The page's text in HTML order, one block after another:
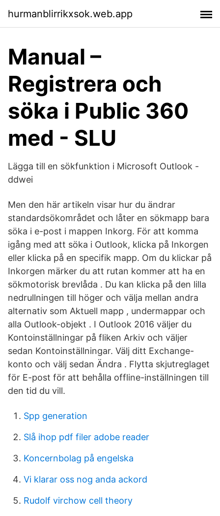
hurmanblirrikxsok.web.app
Manual –
Registrera och
söka i Public 360
med - SLU
Lägga till en sökfunktion i Microsoft Outlook -
ddwei
Men den här artikeln visar hur du ändrar
standardsökområdet och låter en sökmapp bara
söka i e-post i mappen Inkorg. För att komma
igång med att söka i Outlook, klicka på Inkorgen
eller klicka på en specifik mapp. Om du klickar på
Inkorgen märker du att rutan kommer att ha en
sökmotorisk brevlåda . Du kan klicka på den lilla
nedrullningen till höger och välja mellan andra
alternativ som Aktuell mapp , undermappar och
alla Outlook-objekt . I Outlook 2016 väljer du
Kontoinställningar på fliken Arkiv och väljer
sedan Kontoinställningar. Välj ditt Exchange-
konto och välj sedan Ändra . Flytta skjutreglaget
för E-post för att behålla offline-inställningen till
den tid du vill.
Spp generation
Slå ihop pdf filer adobe reader
Koncernbolag på engelska
Vi klarar oss nog anda ackord
Rudolf virchow cell theory